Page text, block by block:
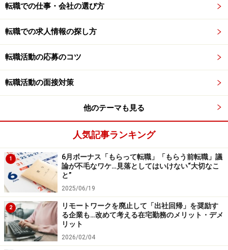
まずは手始めに何からやってよいかわからないという方
うになるはずです。
す。＞＞
※記事内容は執筆時点のものです。最新の内容をご確認くださ
1/2 次のページへ
転職での仕事・会社の選び方
転職での求人情報の探し方
転職活動の応募のコツ
転職活動の面接対策
他のテーマも見る
人気記事ランキング
1
6月ボーナス「もらって転職」「もらう前転職」議
論が不毛なワケ…見落としてはいけない“大切なこ
と”
2025/06/19
2
リモートワークを廃止して「出社回帰」を奨励す
る企業も…改めて考える在宅勤務のメリット・デメ
リット
2026/02/04